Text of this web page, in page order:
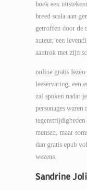
boek een
breed scala aan
getroffen door de
auteur, een
aantrok met zijn
online gratis
leeservaring, een
zal spoken nadat
personages
tegenstrijdigheden
mensen, maar
dan gratis epub
wezens.
Sandrine